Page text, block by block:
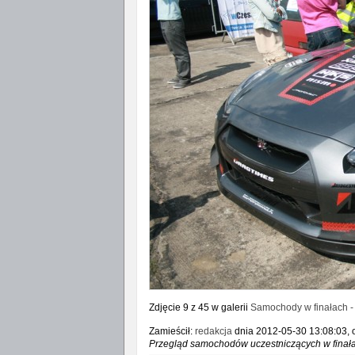
Zdjęcie 9 z 45 w galerii Samochody w finałach
Zamieścił: redakcjadnia 2012-05-30 13:08:03,
Przegląd samochodów uczestniczących w